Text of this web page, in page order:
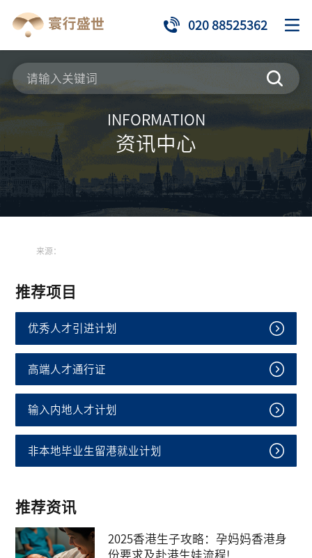
020 88525362
INFORMATION
资讯中心
来源：
推荐项目
优秀人才引进计划
高端人才通行证
输入内地人才计划
非本地毕业生留港就业计划
推荐资讯
2025香港生子攻略：孕妈妈香港身
份要求及赴港生娃流程!